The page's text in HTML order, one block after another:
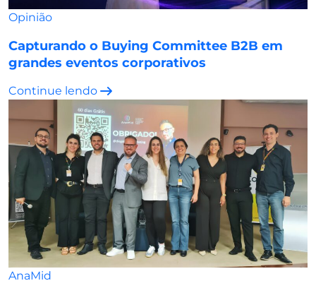
Opinião
Capturando o Buying Committee B2B em
grandes eventos corporativos
Continue lendo
AnaMid